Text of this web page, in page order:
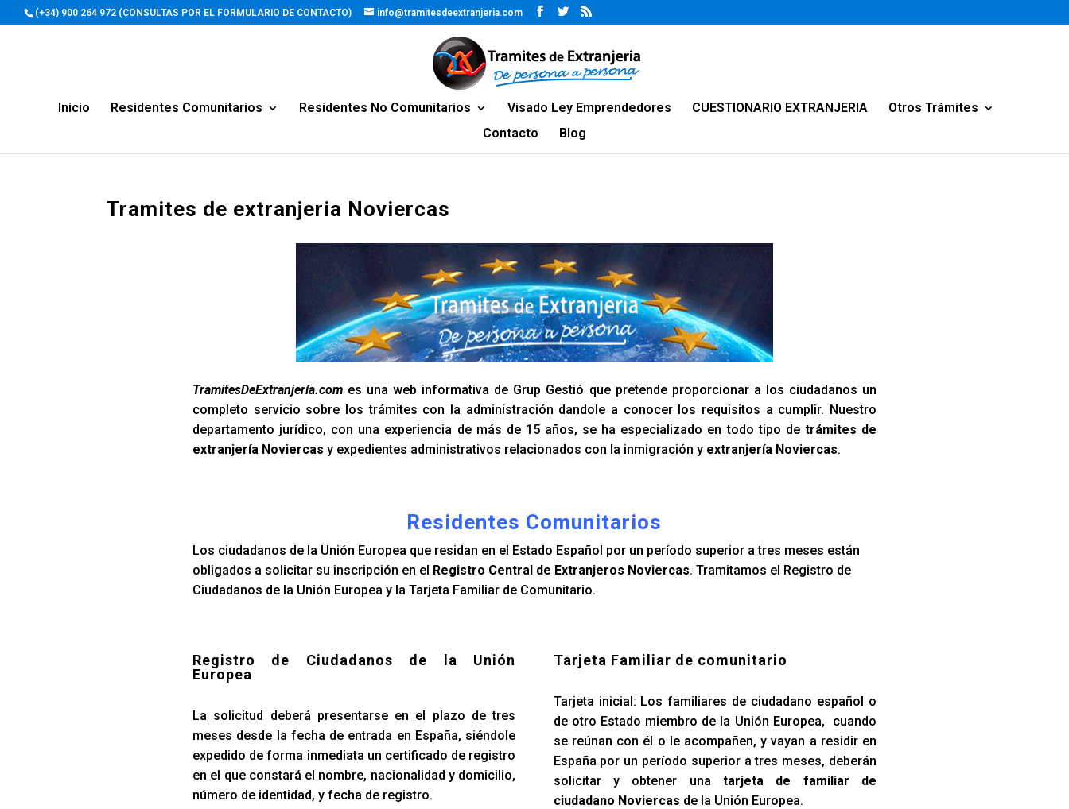
(+34) 900 264 972 (CONSULTAS POR EL FORMULARIO DE CONTACTO) info@tramitesdeextranjeria.com
Inicio Residentes Comunitarios Residentes No Comunitarios Visado Ley Emprendedores CUESTIONARIO EXTRANJERIA
Otros Trámites
Contacto
Blog
Tramites de extranjeria Noviercas
TramitesDeExtranjería.comes una web informativa de Grup Gestió que pretende proporcionar a los ciudadanos un
completo servicio sobre los trámites con la administración dandole a conocer los requisitos a cumplir. Nuestro
departamento jurídico, con una experiencia de más de 15 años, se ha especializado en todo tipo de trámites de
extranjería Noviercas y expedientes administrativos relacionados con la inmigración y extranjería Noviercas.
Residentes Comunitarios
Los ciudadanos de la Unión Europea que residan en el Estado Español por un período superior a tres meses están
obligados a solicitar su inscripción en el Registro Central de Extranjeros Noviercas. Tramitamos el Registro de
Ciudadanos de la Unión Europea y la Tarjeta Familiar de Comunitario.
Registro de Ciudadanos de la Unión
Europea
La solicitud deberá presentarse en el plazo de tres
meses desde la fecha de entrada en España, siéndole
expedido de forma inmediata un certificado de registro
en el que constará el nombre, nacionalidad y domicilio,
número de identidad, y fecha de registro.
Tarjeta Familiar de comunitario
Tarjeta inicial: Los familiares de ciudadano español o
de otro Estado miembro de la Unión Europea, cuando
se reúnan con él o le acompañen, y vayan a residir en
España por un período superior a tres meses, deberán
solicitar y obtener una tarjeta de familiar de
ciudadano Noviercas de la Unión Europea.